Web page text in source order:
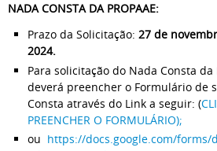
NADA CONSTA DA PROPAAE:
Prazo da Solicitação: 27 de
2024.
Para solicitação do Nada Consta da
deverá preencher o Formulário de
Consta através do Link a seguir: (
PREENCHER O FORMULÁRIO);
ou https://docs.google.com/forms/